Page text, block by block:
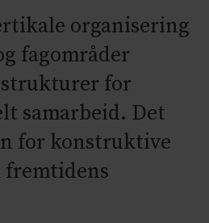
organisering
fagområder
for
samarbeid. Det
for konstruktive
fremtidens